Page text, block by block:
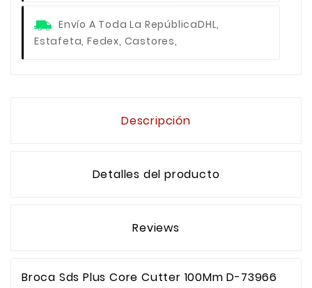
Envío A Toda La RepúblicaDHL,
Estafeta, Fedex, Castores,
Descripción
Detalles del producto
Reviews
Broca Sds Plus Core Cutter 100Mm D-73966